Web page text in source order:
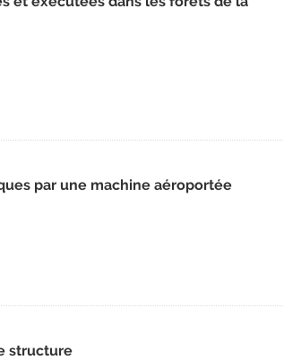
par une machine aéroportée
structure